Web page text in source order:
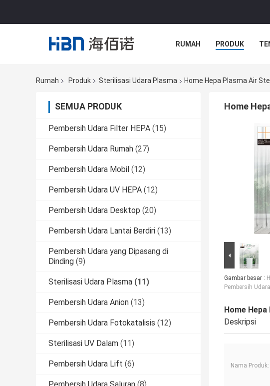
RUMAH PRODUK
Rumah Produk Sterilisasi Udara Plasma Home Hepa Plasma Air
SEMUA PRODUK
Pembersih Udara Filter HEPA (15)
Pembersih Udara Rumah (27)
Pembersih Udara Mobil (12)
Pembersih Udara UV HEPA (12)
Pembersih Udara Desktop (20)
Pembersih Udara Lantai Berdiri (13)
Pembersih Udara yang Dipasang di
Dinding (9)
Sterilisasi Udara Plasma (11)
Pembersih Udara Anion (13)
Pembersih Udara Fotokatalisis (12)
Sterilisasi UV Dalam (11)
Pembersih Udara Lift (6)
Home
Gambar besar :
Pembersih
Home
Deskripsi
Nama Produk: